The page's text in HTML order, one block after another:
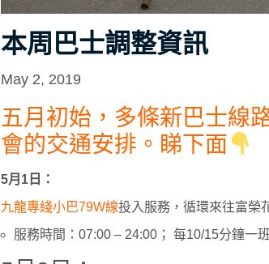
本周巴士調整資訊
May 2, 2019
五月初始，多條新巴士線
會的交通安排。睇下面
5月1日：
九龍專綫小巴79W線投入服務，循環來往富榮
服務時間：07:00 – 24:00； 每10/15分鐘一班